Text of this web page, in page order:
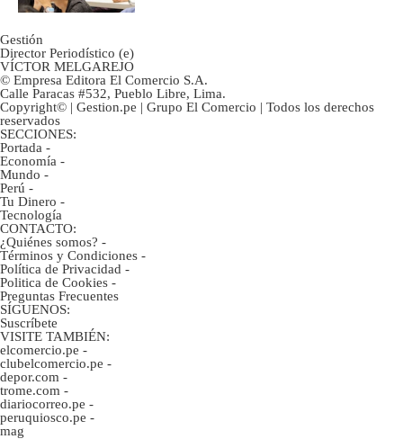
Gestión
Director Periodístico (e)
VÍCTOR MELGAREJO
© Empresa Editora El Comercio S.A.
Calle Paracas #532, Pueblo Libre, Lima.
Copyright© | Gestion.pe | Grupo El Comercio | Todos los derechos
reservados
SECCIONES:
Portada -
Economía -
Mundo -
Perú -
Tu Dinero -
Tecnología
CONTACTO:
¿Quiénes somos? -
Términos y Condiciones -
Política de Privacidad -
Politica de Cookies -
Preguntas Frecuentes
SÍGUENOS:
Suscríbete
VISITE TAMBIÉN:
elcomercio.pe -
clubelcomercio.pe -
depor.com -
trome.com -
diariocorreo.pe -
peruquiosco.pe -
mag